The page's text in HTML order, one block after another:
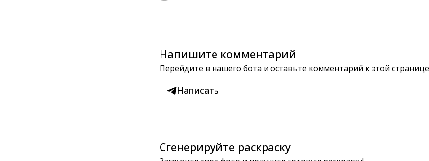
Напишите комментарий
Перейдите в нашего бота и оставьте комментарий к этой странице
Написать
Сгенерируйте раскраску